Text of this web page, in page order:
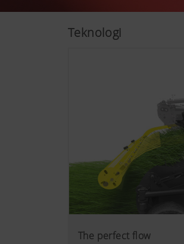
Vi vil
Teknologi
The perfect flow